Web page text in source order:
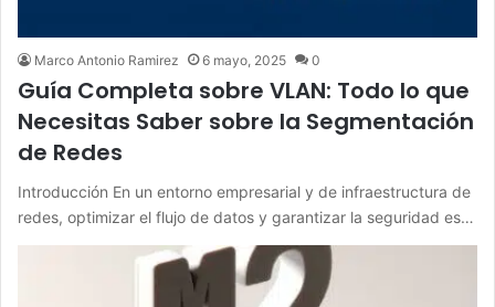
Marco Antonio Ramirez 6 mayo, 2025 0
Guía Completa sobre VLAN: Todo lo que
Necesitas Saber sobre la Segmentación
de Redes
Introducción En un entorno empresarial y de infraestructura de
redes, optimizar el flujo de datos y garantizar la seguridad es…